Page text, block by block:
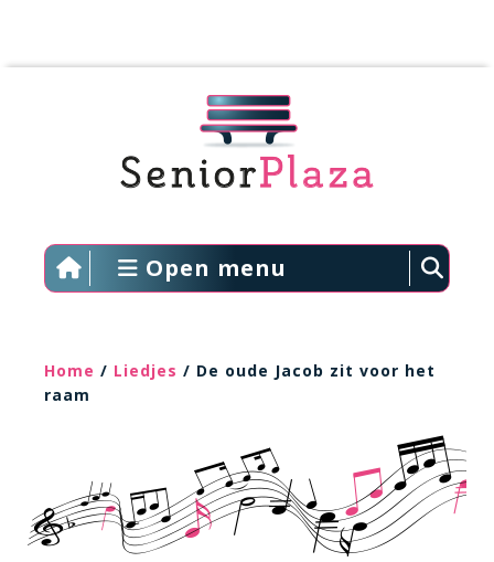
Open menu
Home / Liedjes / De oude Jacob zit voor het
raam